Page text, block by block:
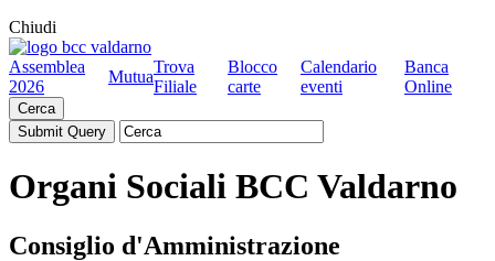
Chiudi
Assemblea
2026
Mutua
Trova
Filiale
Blocco
carte
Calendario
eventi
Banca
Online
Cerca
Organi Sociali BCC Valdarno
Consiglio d'Amministrazione